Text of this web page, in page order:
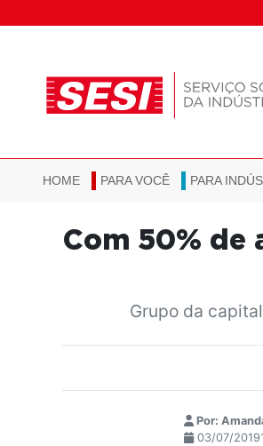
HOME PARA VOCÊ PARA
Com 50% de
Grupo da
Por:
03/07/